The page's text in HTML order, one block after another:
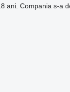
ani. Compania s-a